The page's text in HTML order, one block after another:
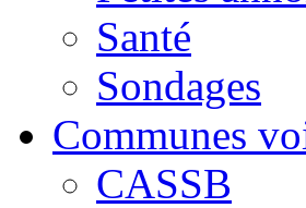
Santé
Sondages
Communes
CASSB